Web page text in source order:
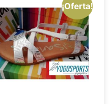
¡Oferta!